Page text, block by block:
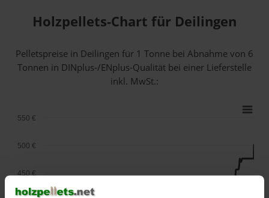
Holzpellets-Chart für Deilingen
Pelletspreise in Deilingen für 1 Tonne bei Abnahmevon 6
Tonnen in DINplus-/ENplus-Qualität bei einer Lieferstelle
inkl. MwSt.:
450 €
500 €
550 €